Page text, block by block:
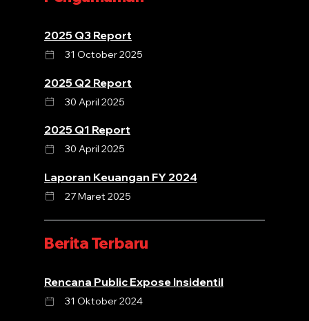
2025 Q3 Report
31 October 2025
2025 Q2 Report
30 April 2025
2025 Q1 Report
30 April 2025
Laporan Keuangan FY 2024
27 Maret 2025
Berita Terbaru
Rencana Public Expose Insidentil
31 Oktober 2024